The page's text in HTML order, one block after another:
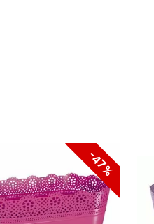
-47%